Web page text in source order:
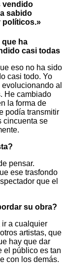
vendido
sabido
políticos.»
que ha
casi todas
eso no ha sido
casi todo. Yo
al
He cambiado
la forma de
podía transmitir
cincuenta se
pensar.
ese trasfondo
que el
su obra?
ir a cualquier
artistas, que
hay que dar
el público es tan
con los demás.